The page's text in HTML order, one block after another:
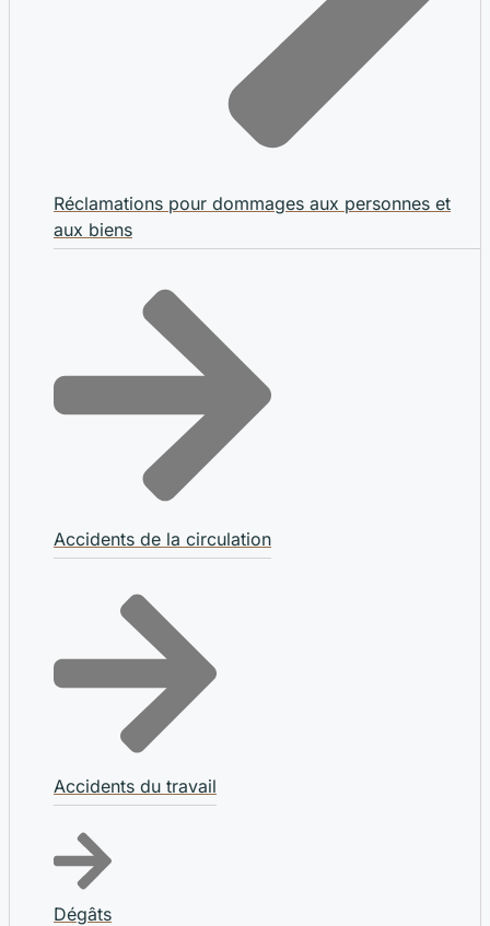
Réclamations pour dommages aux personnes et
aux biens
Accidents de la circulation
Accidents du travail
Dégâts